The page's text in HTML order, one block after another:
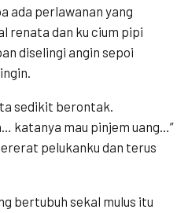
ada perlawanan yang
renata dan ku cium pipi
diselingi angin sepoi
sedikit berontak.
katanya mau pinjem uang…”
pelukanku dan terus
bertubuh sekal mulus itu